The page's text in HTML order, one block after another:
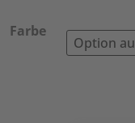
Farbe